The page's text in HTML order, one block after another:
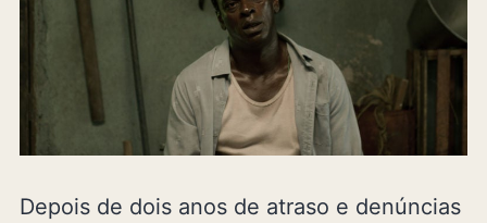
Depois de dois anos de atraso e denúncias